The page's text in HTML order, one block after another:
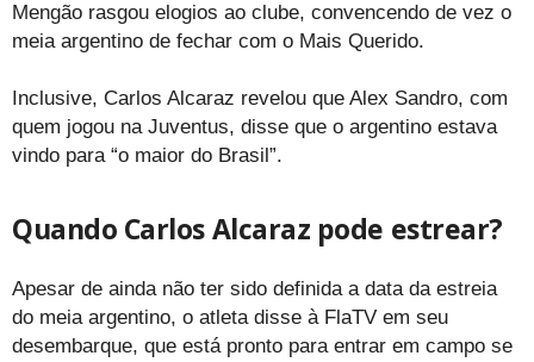
Mengão rasgou elogios ao clube, convencendo de vez o
meia argentino de fechar com o Mais Querido.
Inclusive, Carlos Alcaraz revelou que Alex Sandro, com
quem jogou na Juventus, disse que o argentino estava
vindo para “o maior do Brasil”.
Quando Carlos Alcaraz pode estrear?
Apesar de ainda não ter sido definida a data da estreia
do meia argentino, o atleta disse à FlaTV em seu
desembarque, que está pronto para entrar em campo se